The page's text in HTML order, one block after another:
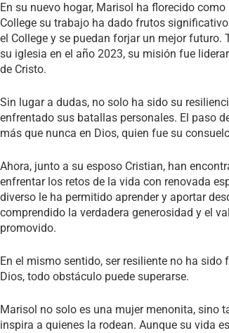
En su nuevo hogar, Marisol ha florecido
College su trabajo ha dado frutos
el College y se puedan forjar un mejor
su iglesia en el año 2023, su misión fue
de Cristo.
Sin lugar a dudas, no solo ha sido su
enfrentado sus batallas personales. El paso
más que nunca en Dios, quien fue su
Ahora, junto a su esposo Cristian, han
enfrentar los retos de la vida con renovada
diverso le ha permitido aprender y aportar
comprendido la verdadera generosidad y el
promovido.
En el mismo sentido, ser resiliente no ha
Dios, todo obstáculo puede superarse.
Marisol no solo es una mujer menonita, sino
inspira a quienes la rodean. Aunque su vida